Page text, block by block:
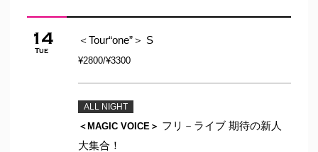
14
Tue
＜Tour“one”＞ S
¥2800/¥3300
ALL NIGHT
＜MAGIC VOICE＞ フリ－ライブ 期待の新人
大集合！